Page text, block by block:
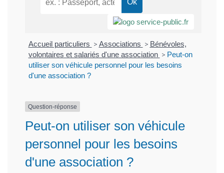
Accueil particuliers > Associations > Bénévoles,
volontaires et salariés d'une association > Peut-on
utiliser son véhicule personnel pour les besoins
d'une association ?
Question-réponse
Peut-on utiliser son véhicule
personnel pour les besoins
d'une association ?